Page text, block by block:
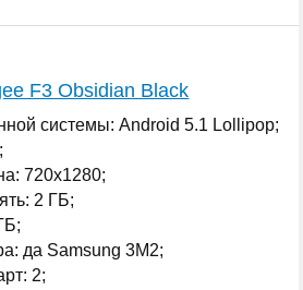
F3 Obsidian Black
системы: Android 5.1 Lollipop;
720x1280;
2 ГБ;
да Samsung 3M2;
2;